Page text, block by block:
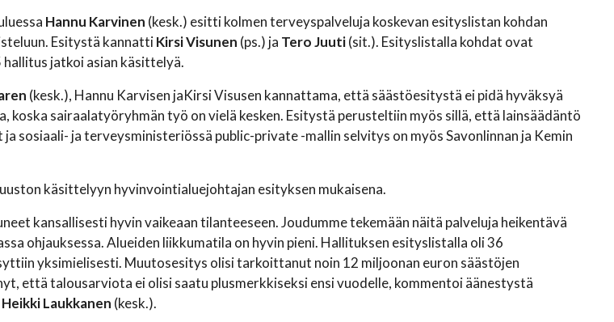
Hannu Karvinen (kesk.) esitti kolmen terveyspalveluja koskevan esityslistan kohdan
Esitystä kannattiKirsi Visunen (ps.) ja Tero Juuti(sit.). Esityslistalla kohdat ovat
hallitus jatkoi asian käsittelyä.
(kesk.), Hannu Karvisen jaKirsi Visusen kannattama, että säästöesitystä ei pidä hyväksyä
koska sairaalatyöryhmän työ on vielä kesken. Esitystä perusteltiin myös sillä, että lainsäädäntö
sosiaali- ja terveysministeriössä public-private -mallin selvitys on myös Savonlinnan ja Kemin
käsittelyyn hyvinvointialuejohtajan esityksen mukaisena.
kansallisesti hyvin vaikeaan tilanteeseen. Joudumme tekemään näitä palveluja heikentävä
ohjauksessa. Alueiden liikkumatila on hyvin pieni. Hallituksen esityslistalla oli 36
yksimielisesti. Muutosesitys olisi tarkoittanut noin 12 miljoonan euron säästöjen
että talousarviota ei olisi saatu plusmerkkiseksi ensi vuodelle, kommentoi äänestystä
Heikki Laukkanen (kesk.).